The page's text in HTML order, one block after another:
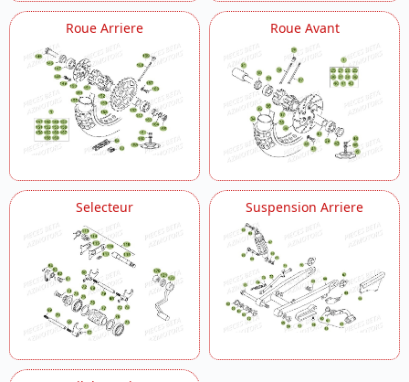
Roue Arriere Roue Avant
Selecteur Suspension Arriere